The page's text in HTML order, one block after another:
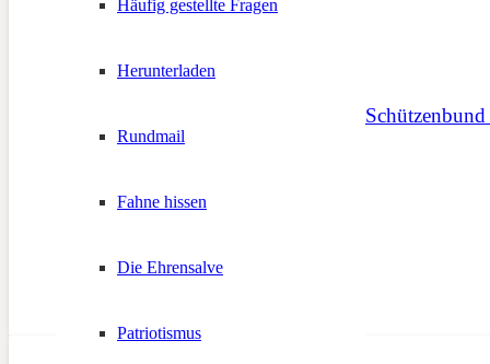
Häufig gestellte Fragen
Herunterladen
Rundmail
Fahne hissen
Die Ehrensalve
Patriotismus
#verrücktnachsüden! –